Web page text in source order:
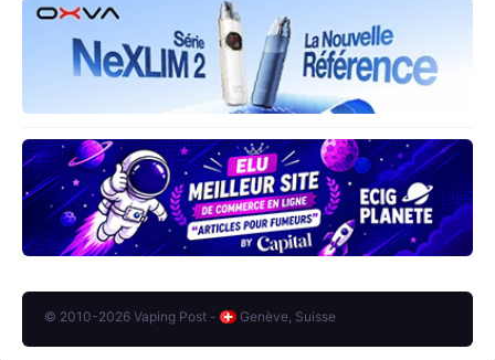
© 2010-2026 Vaping Post - Genève, Suisse